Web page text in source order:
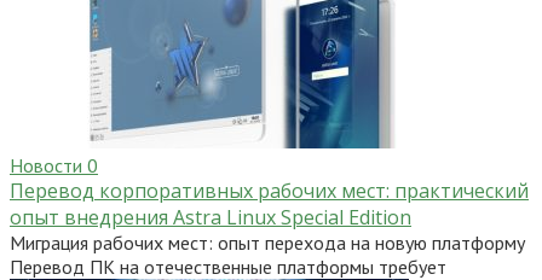
Новости 0
Перевод корпоративных рабочих мест: практический
опыт внедрения Astra Linux Special Edition
Миграция рабочих мест: опыт перехода на новую платформу
Перевод ПК на отечественные платформы требует